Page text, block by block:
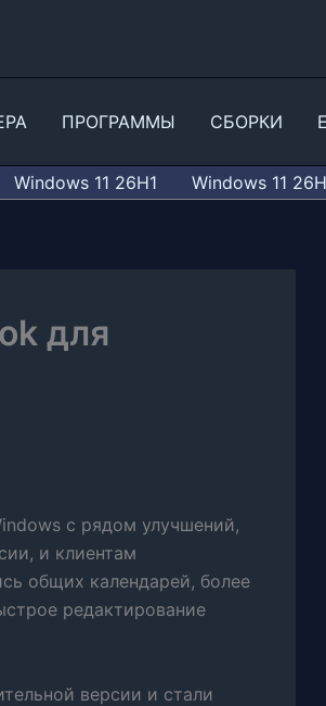
ПРОГРАММЫ СБОРКИ
Windows 11 26H1 Windows 11
для
с рядом улучшений,
и клиентам
общих календарей, более
редактирование
версии и стали